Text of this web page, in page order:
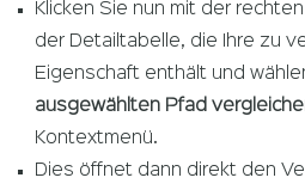
Klicken Sie nun mit der
der Detailtabelle, die Ihre zu
Eigenschaft enthält und
ausgewählten Pfad
Kontextmenü.
Dies öffnet dann direkt den